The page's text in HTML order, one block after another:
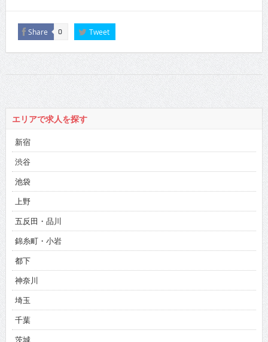
Share 0 Tweet
エリアで求人を探す
新宿
渋谷
池袋
上野
五反田・品川
錦糸町・小岩
都下
神奈川
埼玉
千葉
茨城